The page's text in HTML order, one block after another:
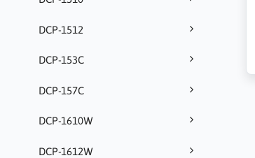
DCP-1512
DCP-153C
DCP-157C
DCP-1610W
DCP-1612W